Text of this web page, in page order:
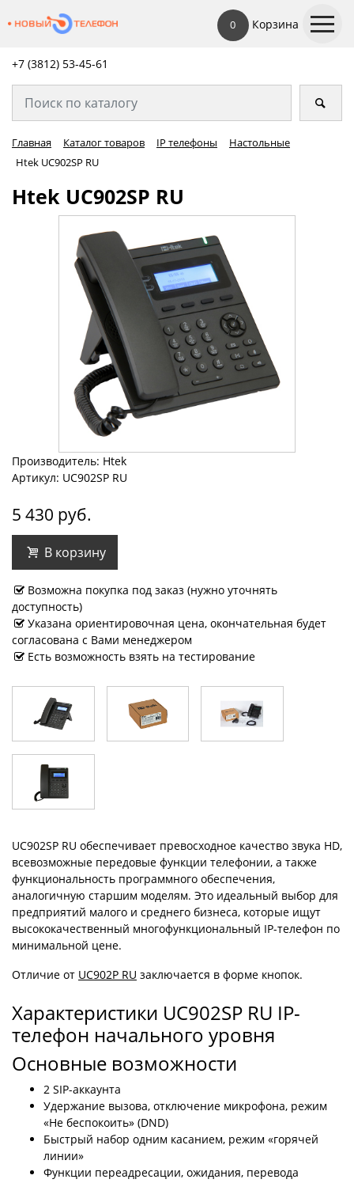
0 Корзина
+7 (3812) 53-45-61
Главная Каталог товаров IP телефоны
Настольные
Htek UC902SP RU
Htek UC902SP RU
Производитель: Htek
Артикул: UC902SP RU
5 430 руб.
В корзину
Возможна покупка под заказ (нужно уточнять
доступность)
Указана ориентировочная цена, окончательная будет
согласована с Вами менеджером
Есть возможность взять на тестирование
UC902SP RU обеспечивает превосходное качество звука HD,
всевозможные передовые функции телефонии, а также
функциональность программного обеспечения,
аналогичную старшим моделям. Это идеальный выбор для
предприятий малого и среднего бизнеса, которые ищут
высококачественный многофункциональный IP-телефон по
минимальной цене.
Отличие от UC902P RU заключается в форме кнопок.
Характеристики UC902SP RU IP-
телефон начального уровня
Основные возможности
2 SIP-аккаунта
Удержание вызова, отключение микрофона, режим
«Не беспокоить» (DND)
Быстрый набор одним касанием, режим «горячей
линии»
Функции переадресации, ожидания, перевода